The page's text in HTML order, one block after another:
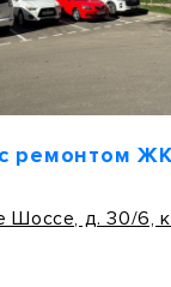
ремонтом
Шоссе, д. 30/6,